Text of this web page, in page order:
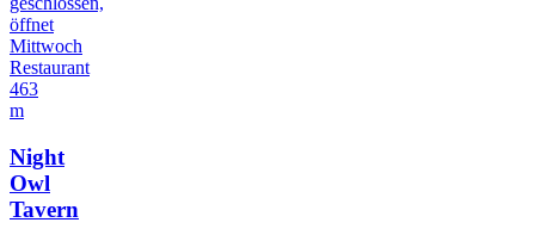
öffnet
Mittwoch
Restaurant
463
m
Night
Owl
Tavern